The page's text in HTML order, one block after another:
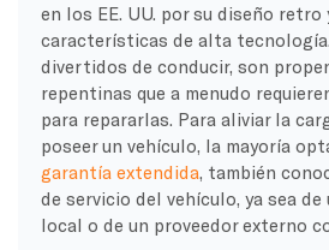
en los EE. UU. por su diseño retro
características de alta
divertidos de conducir, son
repentinas que a menudo
para repararlas. Para aliviar la
poseer un vehículo, la mayoría
garantía extendida , también
de servicio del vehículo, ya sea
local o de un proveedor externo